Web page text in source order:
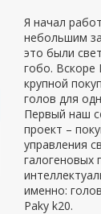
Я начал
небольшим
это были
гобо. Вскоре
крупной
голов для
Первый наш
проект –
управления
галогеновых
именно:
Paky k20.